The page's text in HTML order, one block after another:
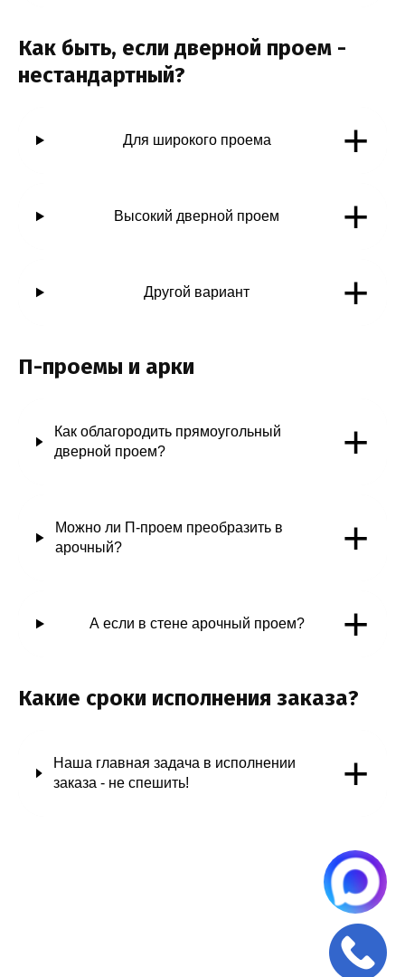
Как быть, если дверной проем -
нестандартный?
Для широкого проема +
Высокий дверной проем +
Другой вариант +
П-проемы и арки
Как облагородить прямоугольный
дверной проем?
+
Можно ли П-проем преобразить в
арочный?
+
А если в стене арочный проем? +
Какие сроки исполнения заказа?
Наша главная задача в исполнении
заказа - не спешить!
+